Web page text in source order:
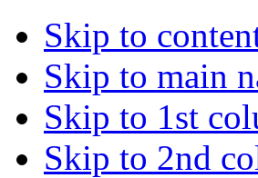
Skip to
Skip to main
Skip to 1st
Skip to 2nd